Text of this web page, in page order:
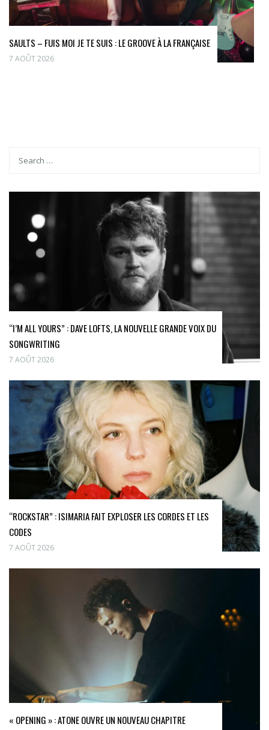
SAULTS – FUIS MOI JE TE SUIS : LE GROOVE À LA FRANÇAISE
7 AOÛT 2026
“I’M ALL YOURS” : DAVE LOFTS, LA NOUVELLE GRANDE VOIX DU
SONGWRITING
7 AOÛT 2026
“ROCKSTAR” : ISIMARIA FAIT EXPLOSER LES CORDES ET LES
CODES
7 AOÛT 2026
« OPENING » : ATONE OUVRE UN NOUVEAU CHAPITRE